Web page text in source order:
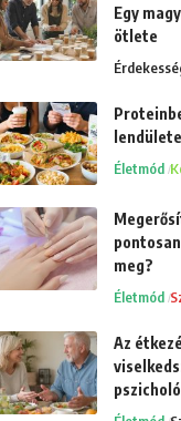
Egy
ötlete
Életmód
meg?
Életmód
Az